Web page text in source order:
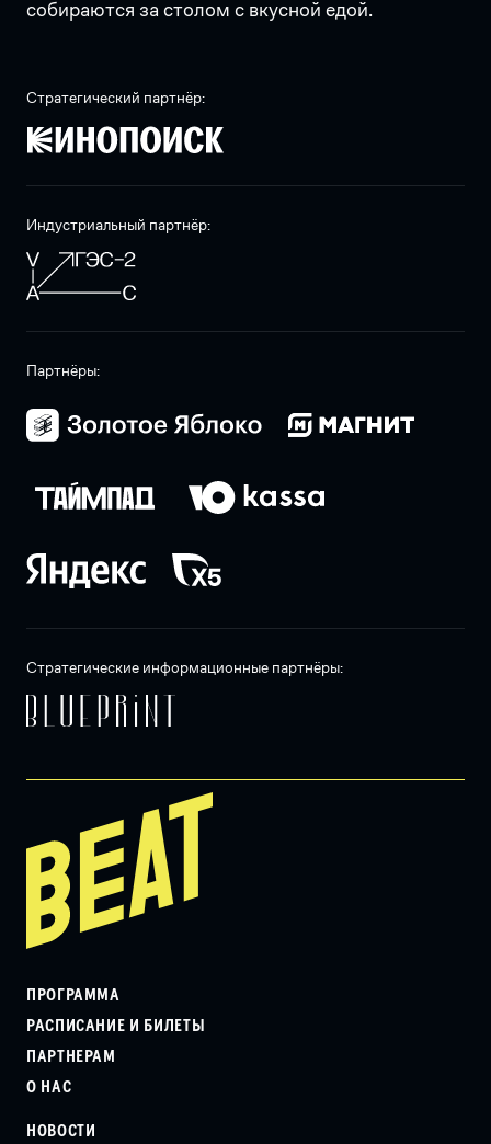
собираются за столом с вкусной едой.
Стратегический партнёр:
Индустриальный партнёр:
Партнёры:
Стратегические информационные партнёры:
ПРОГРАММА
РАСПИСАНИЕ И БИЛЕТЫ
ПАРТНЕРАМ
О НАС
НОВОСТИ